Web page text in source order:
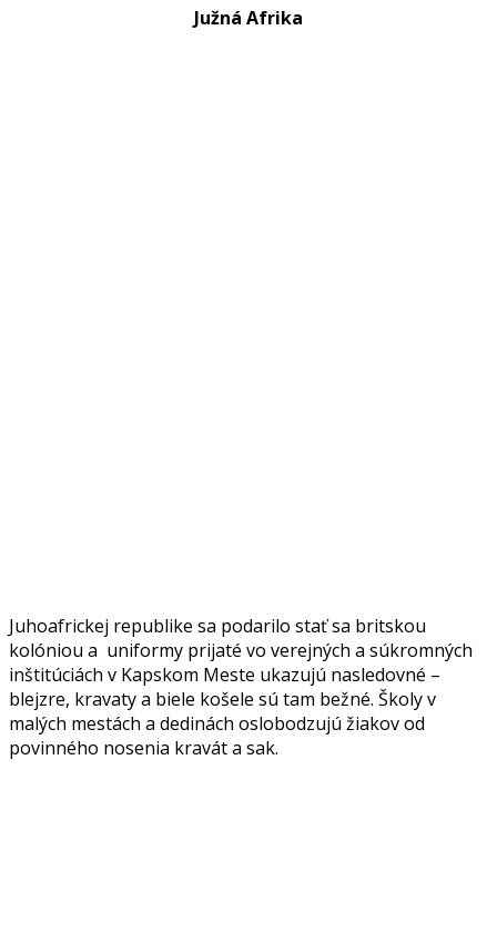
Južná Afrika
Juhoafrickej republike sa podarilo stať sa britskou
kolóniou a uniformy prijaté vo verejných a súkromných
inštitúciách v Kapskom Meste ukazujú nasledovné –
blejzre, kravaty a biele košele sú tam bežné. Školy v
malých mestách a dedinách oslobodzujú žiakov od
povinného nosenia kravát a sak.